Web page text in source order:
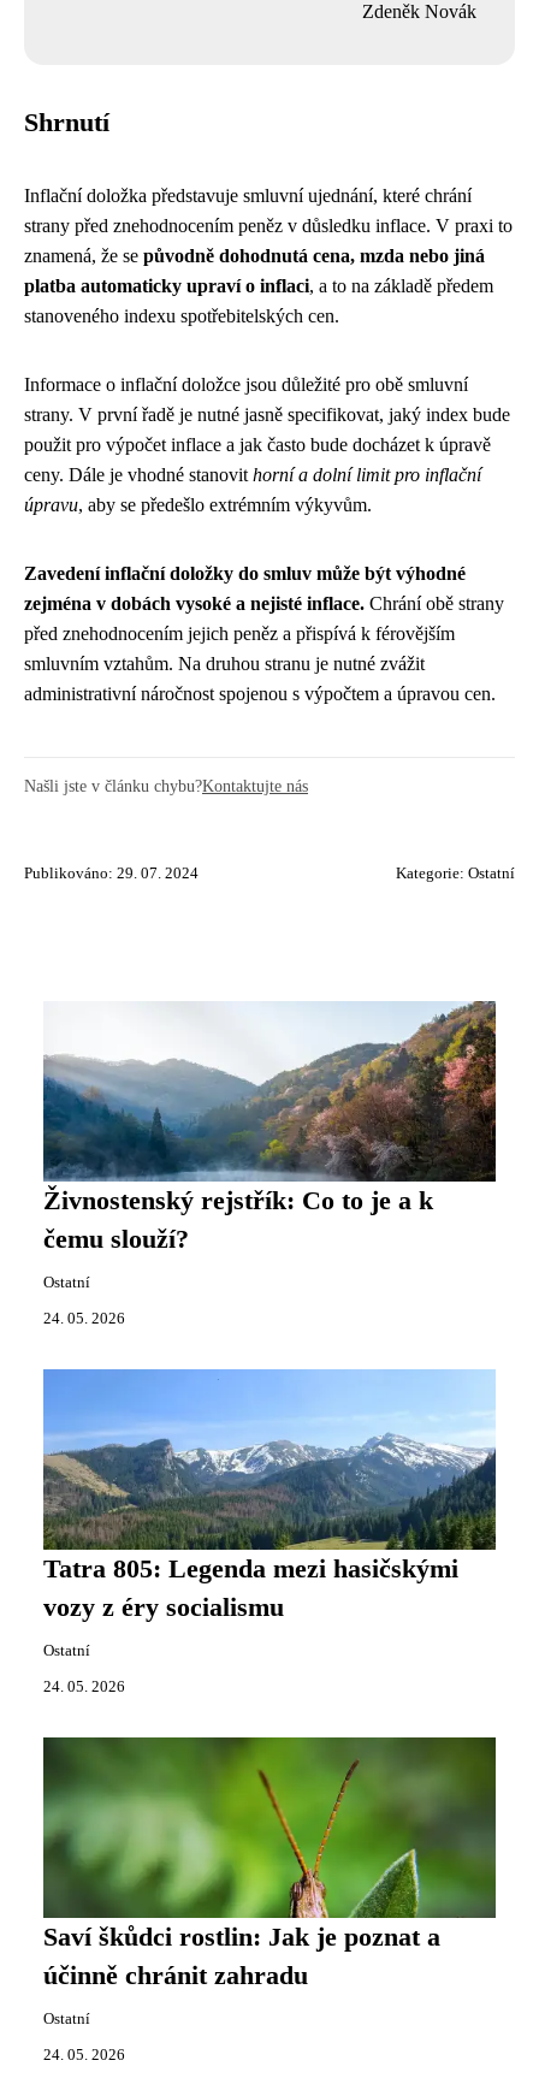
Zdeněk Novák
Shrnutí
Inflační doložka představuje smluvní ujednání, které chrání
strany před znehodnocením peněz v důsledku inflace. V praxi to
znamená, že se původně dohodnutá cena, mzda nebo jiná
platba automaticky upraví o inflaci, a to na základě předem
stanoveného indexu spotřebitelských cen.
Informace o inflační doložce jsou důležité pro obě smluvní
strany. V první řadě je nutné jasně specifikovat, jaký index bude
použit pro výpočet inflace a jak často bude docházet k úpravě
ceny. Dále je vhodné stanovit horní a dolní limit pro inflační
úpravu, aby se předešlo extrémním výkyvům.
Zavedení inflační doložky do smluv může být výhodné
zejména v dobách vysoké a nejisté inflace. Chrání obě strany
před znehodnocením jejich peněz a přispívá k férovějším
smluvním vztahům. Na druhou stranu je nutné zvážit
administrativní náročnost spojenou s výpočtem a úpravou cen.
Našli jste v článku chybu?Kontaktujte nás
Publikováno: 29. 07. 2024 Kategorie: Ostatní
Živnostenský rejstřík: Co to je a k
čemu slouží?
Ostatní
24. 05. 2026
Tatra 805: Legenda mezi hasičskými
vozy z éry socialismu
Ostatní
24. 05. 2026
Saví škůdci rostlin: Jak je poznat a
účinně chránit zahradu
Ostatní
24. 05. 2026